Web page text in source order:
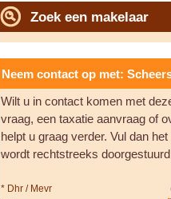
Zoek een makelaar
Neem contact op met:
Wilt u in contact komen met
vraag, een taxatie aanvraag of
helpt u graag verder. Vul dan
wordt rechtstreeks
* Dhr / Mevr